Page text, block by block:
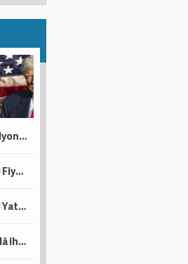
Dünya Bankası'ndan 100 milyon dolarlık hibe! Artık eskisi gibi olmayacak
Yeni bir küresel kriz kapıda! Fiyatlar yüzde 40 arttı: Kış sezonunda patlama yapabilir...
Altın ve gümüş uçuşa geçti! Yatırımcılar dikkat
Değerli Konut Vergisine hâlâ ihtiyacımız var mı?